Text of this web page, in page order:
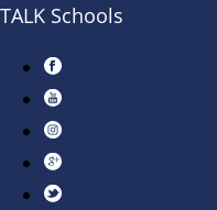
TALK Schools